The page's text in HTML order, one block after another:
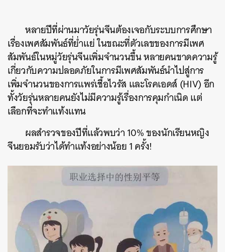
หลายปีที่ผ่านมาวัยรุ่นจีนต้องเจอกับระบบการศึกษา
เรื่องเพศสัมพันธ์ที่ย่ำแย่ ในขณะที่ตัวเลขของการมีเพศ
สัมพันธ์ในหมู่วัยรุ่นจีนเพิ่มจำนวนขึ้น หลายคนขาดความรู้
เกี่ยวกับความปลอดภัยในการมีเพศสัมพันธ์นำไปสู่การ
เพิ่มจำนวนของการแพร่เชื้อไวรัส และโรคเอดส์ (HIV) อีก
ทั้งวัยรุ่นหลายคนยังไม่มีความรู้เรื่องการคุมกำเนิด แต่
เลือกที่จะทำแท้งแทน
ผลสำรวจของปีที่แล้วพบว่า 10% ของนักเรียนหญิง
จีนยอมรับว่าได้ทำแท้งอย่างน้อย 1 ครั้ง!